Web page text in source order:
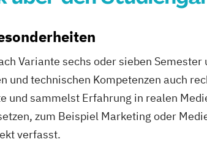
Variante sechs oder sieben
technischen Kompetenzen auch
und sammelst Erfahrung in realen
zum Beispiel Marketing oder
verfasst.